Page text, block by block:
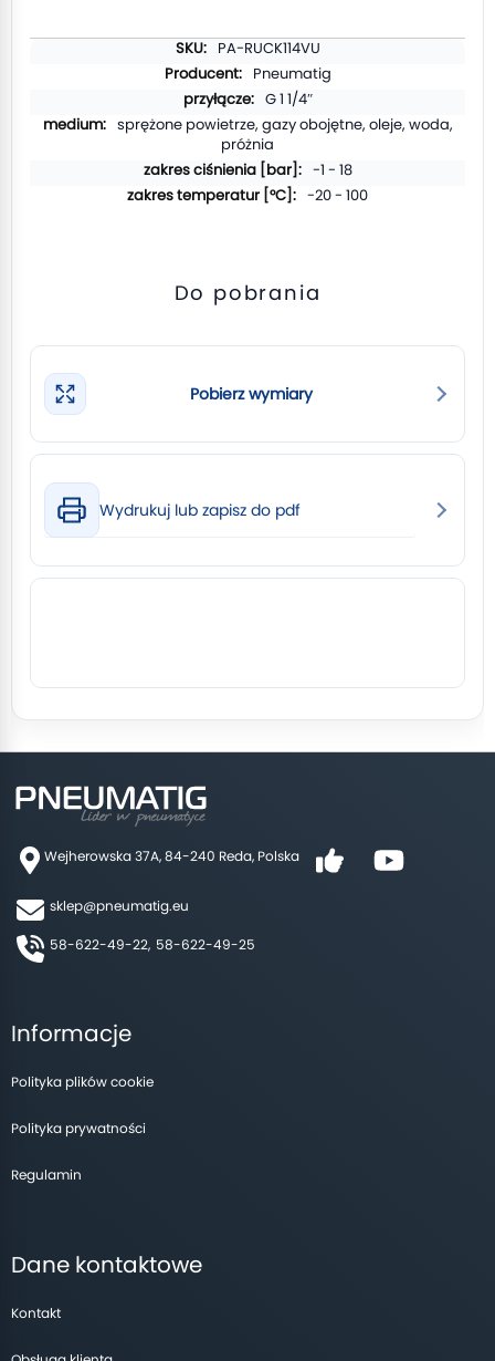
PA-RUCK114VU
Pneumatig
G 1 1/4″
sprężone powietrze, gazy obojętne, oleje, woda,
próżnia
-1 - 18
-20 - 100
Do pobrania
Pobierz wymiary
Wydrukuj lub zapisz do pdf
Wejherowska 37A, 84-240 Reda, Polska
sklep@pneumatig.eu
58-622-49-22, 58-622-49-25
Informacje
Polityka plików cookie
Polityka prywatności
Regulamin
Dane kontaktowe
Kontakt